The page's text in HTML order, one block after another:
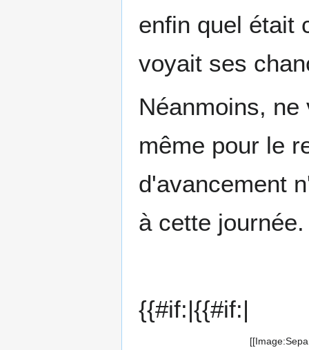
enfin quel était
voyait ses
Néanmoins,
même pour le
d'avancement
à cette journée.
{{#if:|{{#if:|